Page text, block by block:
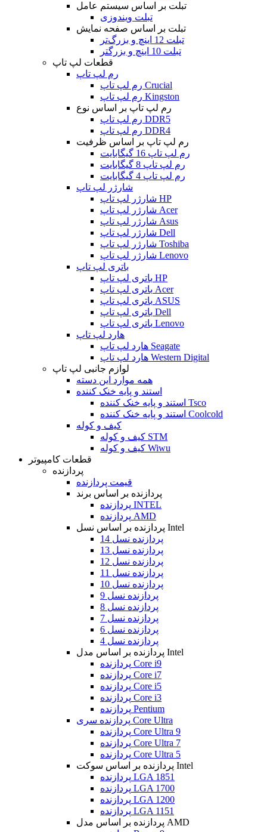
تبلت بر اساس سیستم عامل
تبلت ویندوزی
تبلت بر اساس صفحه نمایش
تبلت 12 اینچ و بزرگ‌تر
تبلت 10 اینچ و بزرگتر
قطعات لپ تاپ
رم لپ تاپ
رم لپ تاپ Crucial
رم لپ تاپ Kingston
رم لپ تاپ بر اساس نوع
رم لپ تاپ DDR5
رم لپ تاپ DDR4
رم لپ تاپ بر اساس ظرفیت
رم لپ تاپ 16 گیگابایت
رم لپ تاپ 8 گیگابایت
رم لپ تاپ 4 گیگابایت
شارژر لپ تاپ
شارژر لپ تاپ HP
شارژر لپ تاپ Acer
شارژر لپ تاپ Asus
شارژر لپ تاپ Dell
شارژر لپ تاپ Toshiba
شارژر لپ تاپ Lenovo
باتری لپ تاپ
باتری لپ تاپ HP
باتری لپ تاپ Acer
باتری لپ تاپ ASUS
باتری لپ تاپ Dell
باتری لپ تاپ Lenovo
هارد لپ تاپ
هارد لپ تاپ Seagate
هارد لپ تاپ Western Digital
لوازم جانبی لپ تاپ
همه موارد این دسته
استند و پایه خنک کننده
استند و پایه خنک کننده Tsco
استند و پایه خنک کننده Coolcold
کیف و کوله
کیف و کوله STM
کیف و کوله Wiwu
قطعات کامپیوتر
پردازنده
قیمت پردازنده
پردازنده بر اساس برند
پردازنده INTEL
پردازنده AMD
پردازنده بر اساس نسل Intel
پردازنده نسل 14
پردازنده نسل 13
پردازنده نسل 12
پردازنده نسل 11
پردازنده نسل 10
پردازنده نسل 9
پردازنده نسل 8
پردازنده نسل 7
پردازنده نسل 6
پردازنده نسل 4
پردازنده بر اساس مدل Intel
پردازنده Core i9
پردازنده Core i7
پردازنده Core i5
پردازنده Core i3
پردازنده Pentium
پردازنده سری Core Ultra
پردازنده Core Ultra 9
پردازنده Core Ultra 7
پردازنده Core Ultra 5
پردازنده بر اساس سوکت Intel
پردازنده LGA 1851
پردازنده LGA 1700
پردازنده LGA 1200
پردازنده LGA 1151
پردازنده بر اساس مدل AMD